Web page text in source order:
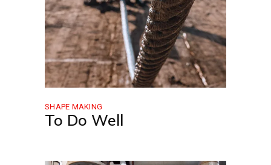
SHAPE MAKING
To Do Well